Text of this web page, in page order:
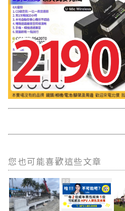
您也可能喜歡這些文章
PR